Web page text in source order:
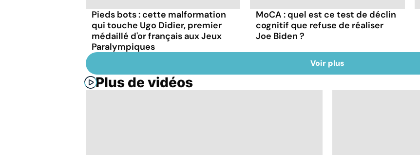
Pieds bots : cette malformation
qui touche Ugo Didier, premier
médaillé d'or français aux Jeux
Paralympiques
MoCA : quel est ce test de déclin
cognitif que refuse de réaliser
Joe Biden ?
Voir plus
Plus de vidéos